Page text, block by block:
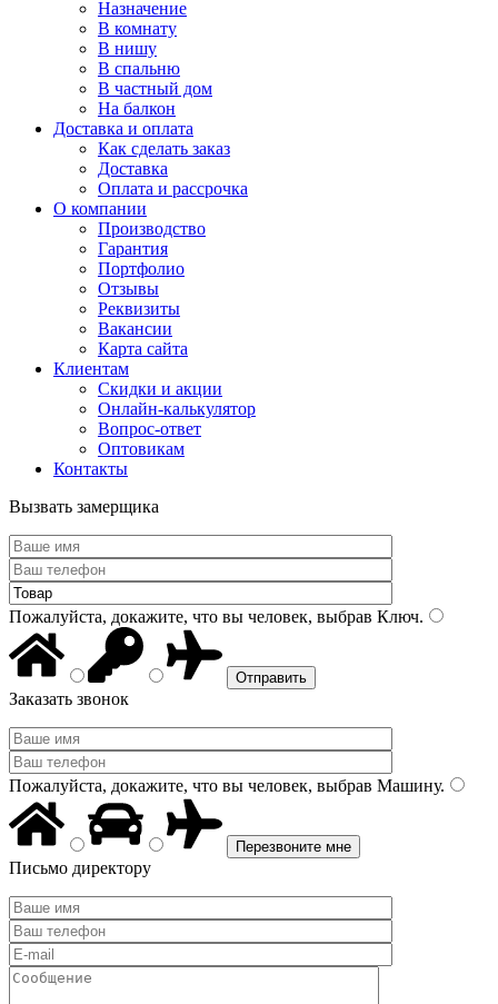
Назначение
В комнату
В нишу
В спальню
В частный дом
На балкон
Доставка и оплата
Как сделать заказ
Доставка
Оплата и рассрочка
О компании
Производство
Гарантия
Портфолио
Отзывы
Реквизиты
Вакансии
Карта сайта
Клиентам
Скидки и акции
Онлайн-калькулятор
Вопрос-ответ
Оптовикам
Контакты
Вызвать замерщика
Пожалуйста, докажите, что вы человек, выбрав Ключ.
Заказать звонок
Пожалуйста, докажите, что вы человек, выбрав Машину.
Письмо директору